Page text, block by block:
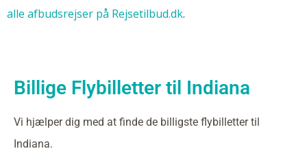
alle afbudsrejser på Rejsetilbud.dk.
Billige Flybilletter til Indiana
Vi hjælper dig med at finde de billigste flybilletter til
Indiana.